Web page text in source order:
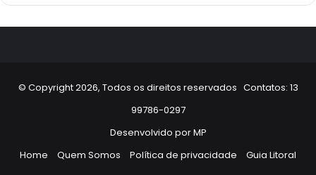
© Copyright 2026, Todos os direitos reservados Contatos: 13
99786-0297
Desenvolvido porMP
Home
Quem Somos Política de privacidade Guia Litoral